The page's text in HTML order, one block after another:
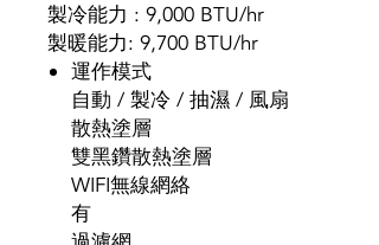
製冷能力 : 9,000 BTU/hr
製暖能力: 9,700 BTU/hr
運作模式
自動 / 製冷 / 抽濕 / 風扇
散熱塗層
雙黑鑽散熱塗層
WIFI無線網絡
有